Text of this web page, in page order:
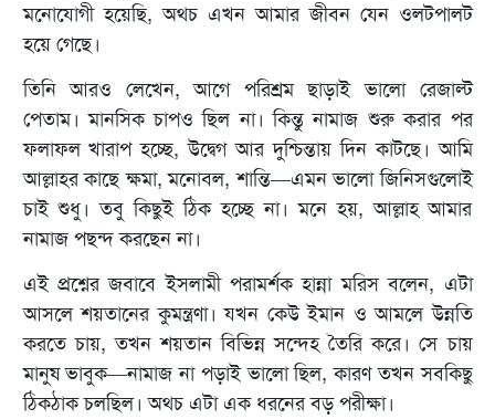
মনোযোগী হয়েছি, অথচ এখন আমার জীবন যেন ওলটপালট
হয়ে গেছে।
তিনি আরও লেখেন, আগে পরিশ্রম ছাড়াই ভালো রেজাল্ট
পেতাম। মানসিক চাপও ছিল না। কিন্তু নামাজ শুরু করার পর
ফলাফল খারাপ হচ্ছে, উদ্বেগ আর দুশ্চিন্তায় দিন কাটছে। আমি
আল্লাহর কাছে ক্ষমা, মনোবল, শান্তি—এমন ভালো জিনিসগুলোই
চাই শুধু। তবু কিছুই ঠিক হচ্ছে না। মনে হয়, আল্লাহ আমার
নামাজ পছন্দ করছেন না।
এই প্রশ্নের জবাবে ইসলামী পরামর্শক হান্না মরিস বলেন, এটা
আসলে শয়তানের কুমন্ত্রণা। যখন কেউ ইমান ও আমলে উন্নতি
করতে চায়, তখন শয়তান বিভিন্ন সন্দেহ তৈরি করে। সে চায়
মানুষ ভাবুক—নামাজ না পড়াই ভালো ছিল, কারণ তখন সবকিছু
ঠিকঠাক চলছিল। অথচ এটা এক ধরনের বড় পরীক্ষা।